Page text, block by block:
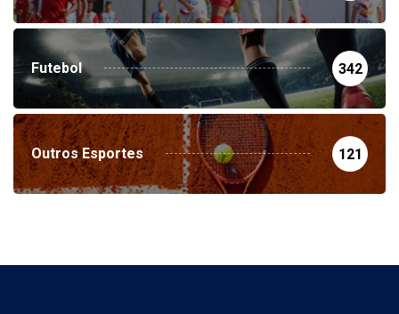
Futebol 342
Outros Esportes 121